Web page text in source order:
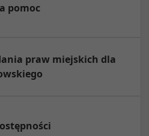
pomoc
praw miejskich dla